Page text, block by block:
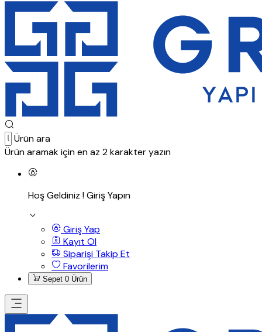
Ürün ara
Ürün aramak için en az 2 karakter yazın
Hoş Geldiniz !Giriş Yapın
Giriş Yap
Kayıt Ol
Siparişi Takip Et
Favorilerim
Sepet 0 Ürün